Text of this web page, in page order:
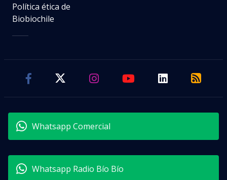
Política ética de
Biobiochile
Whatsapp Comercial
Whatsapp Radio Bío Bío